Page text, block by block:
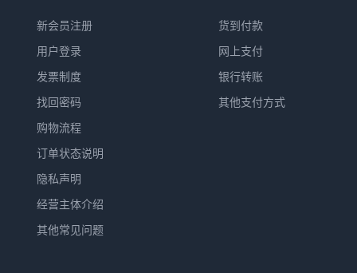
新会员注册
用户登录
发票制度
找回密码
购物流程
订单状态说明
隐私声明
经营主体介绍
其他常见问题
货到付款
网上支付
银行转账
其他支付方式